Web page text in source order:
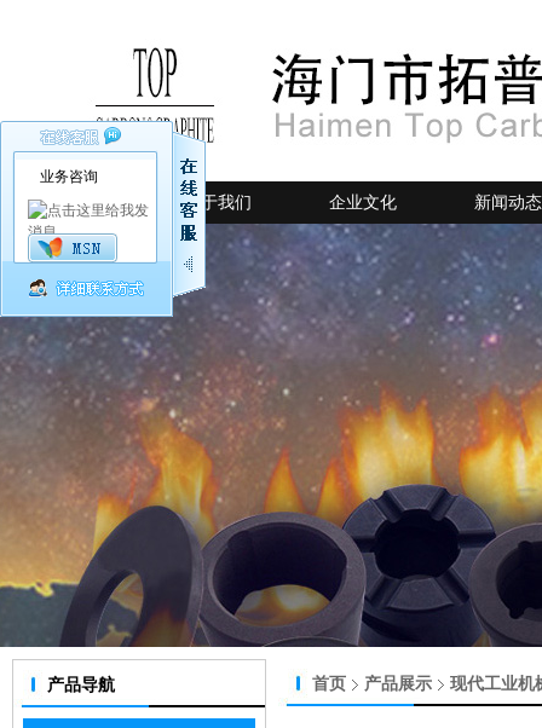
网站首页 关于我们 企业文化 新闻动态
产品导航 首页 产品展示 现代工业机
业务咨询